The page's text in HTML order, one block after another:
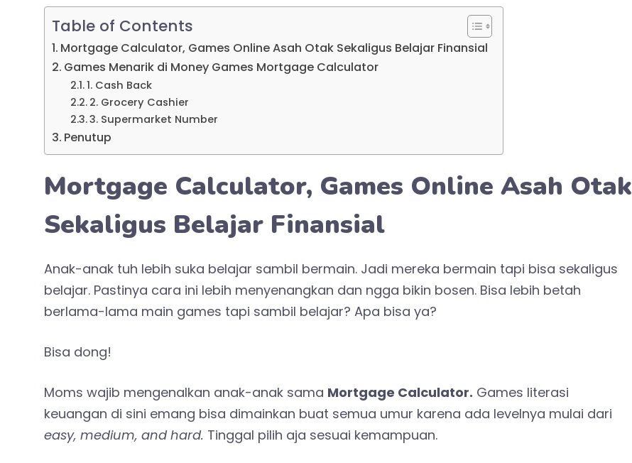
Table of Contents
Mortgage Calculator, Games Online Asah Otak Sekaligus Belajar Finansial
Games Menarik di Money Games Mortgage Calculator
1. Cash Back
2. Grocery Cashier
3. Supermarket Number
Penutup
Mortgage Calculator, Games Online Asah Otak
Sekaligus Belajar Finansial
Anak-anak tuh lebih suka belajar sambil bermain. Jadi mereka bermain tapi bisa sekaligus
belajar. Pastinya cara ini lebih menyenangkan dan ngga bikin bosen. Bisa lebih betah
berlama-lama main games tapi sambil belajar? Apa bisa ya?
Bisa dong!
Moms wajib mengenalkan anak-anak sama Mortgage Calculator. Games literasi
keuangan di sini emang bisa dimainkan buat semua umur karena ada levelnya mulai dari
easy, medium, and hard. Tinggal pilih aja sesuai kemampuan.